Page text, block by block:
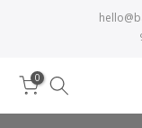
0